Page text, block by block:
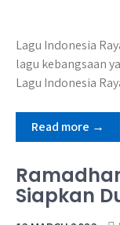
Lagu Indonesia
lagu kebangsaan
Lagu Indonesia
Read more →
Siapkan